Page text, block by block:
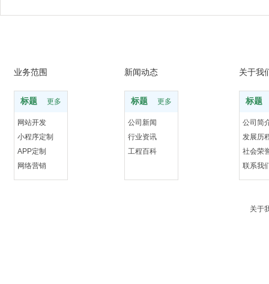
标题 更多
网站开发
小程序定制
APP定制
网络营销
标题 更多
公司新闻
行业资讯
工程百科
标题
公司简
发展历
社会荣
联系我
业务范围 新闻动态 关于我
关于